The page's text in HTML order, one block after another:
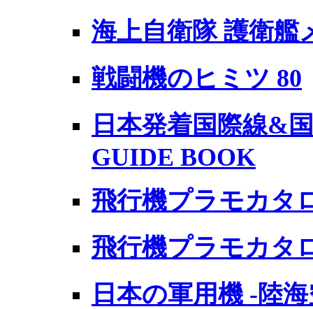
海上自衛隊 護衛艦
戦闘機のヒミツ 80
日本発着国際線&
GUIDE BOOK
飛行機プラモカタ
飛行機プラモカタ
日本の軍用機 -陸